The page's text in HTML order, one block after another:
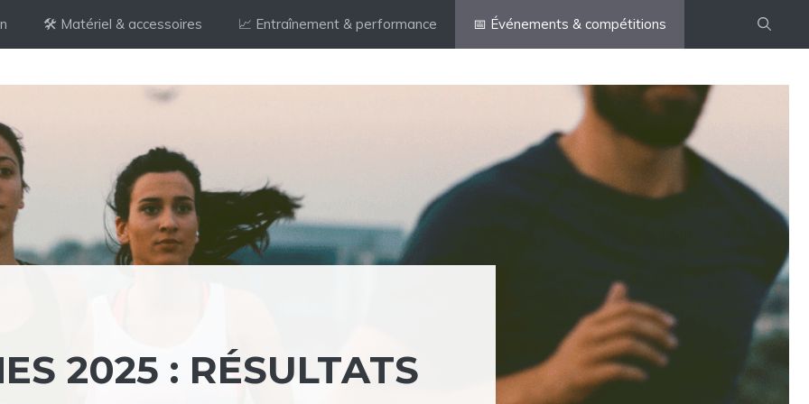
🛠️ Matériel & accessoires 📈 Entraînement & performance 📅 Événements & compétitions
2025 : RÉSULTATS